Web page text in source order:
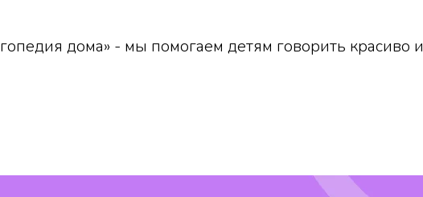
дома» - мы помогаем детям говорить красиво и